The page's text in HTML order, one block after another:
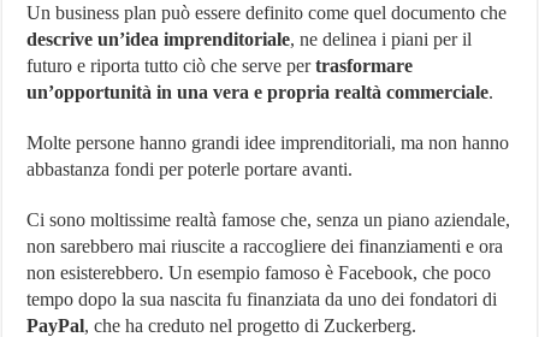
Un business plan può essere definito come quel documento che
descrive un’idea imprenditoriale, ne delinea i piani per il
futuro e riporta tutto ciò che serve pertrasformare
un’opportunità in una vera e propria realtà commerciale.
Molte persone hanno grandi idee imprenditoriali, ma non hanno
abbastanza fondi per poterle portare avanti.
Ci sono moltissime realtà famose che, senza un piano aziendale,
non sarebbero mai riuscite a raccogliere dei finanziamenti e ora
non esisterebbero. Un esempio famoso è Facebook, che poco
tempo dopo la sua nascita fu finanziata da uno dei fondatori di
PayPal, che ha creduto nel progetto di Zuckerberg.